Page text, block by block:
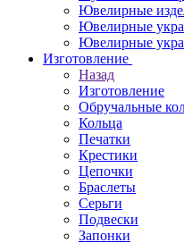
Ювелирные
Ювелирные
Ювелирные
Изготовление
Назад
Изготовление
Обручальные
Кольца
Печатки
Крестики
Цепочки
Браслеты
Серьги
Подвески
Запонки